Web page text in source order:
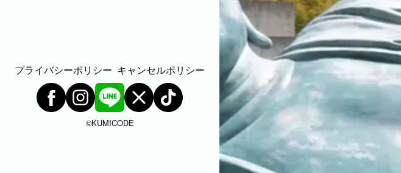
プライバシーポリシー キャンセルポリシー
©︎KUMICODE